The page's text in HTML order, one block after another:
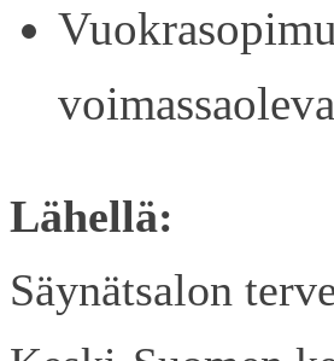
Lähellä:
Säynätsalon